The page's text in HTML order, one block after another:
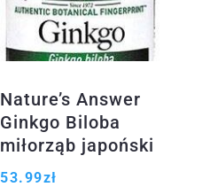
Nature’s Answer
Ginkgo Biloba
miłorząb japoński
bez alkoholu 30ml
53.99zł